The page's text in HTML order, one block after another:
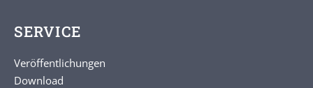
SERVICE
Veröffentlichungen
Download